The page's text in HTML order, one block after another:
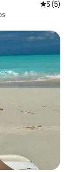
5 de
5 (5)